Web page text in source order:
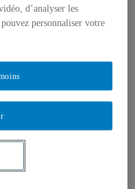
d’analyser les
personnaliser votre